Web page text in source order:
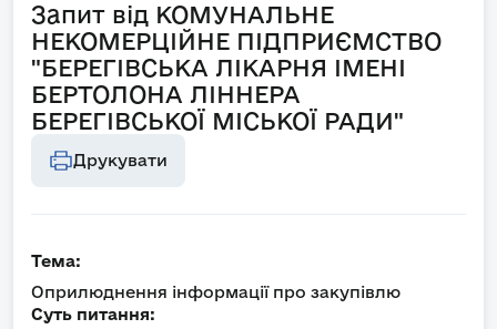
Запит від КОМУНАЛЬНЕ
НЕКОМЕРЦІЙНЕ ПІДПРИЄМСТВО
"БЕРЕГІВСЬКА ЛІКАРНЯ ІМЕНІ
БЕРТОЛОНА ЛІННЕРА
БЕРЕГІВСЬКОЇ МІСЬКОЇ РАДИ"
Друкувати
Тема:
Оприлюднення інформації про закупівлю
Суть питання: